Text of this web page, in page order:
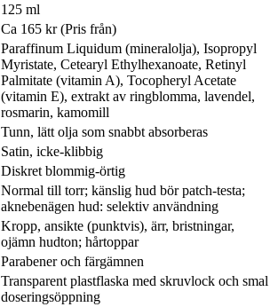
125 ml
Ca 165 kr (Pris från)
Paraffinum Liquidum (mineralolja), Isopropyl
Myristate, Cetearyl Ethylhexanoate, Retinyl
Palmitate (vitamin A), Tocopheryl Acetate
(vitamin E), extrakt av ringblomma, lavendel,
rosmarin, kamomill
Tunn, lätt olja som snabbt absorberas
Satin, icke‑klibbig
Diskret blommig‑örtig
Normal till torr; känslig hud bör patch‑testa;
aknebenägen hud: selektiv användning
Kropp, ansikte (punktvis), ärr, bristningar,
ojämn hudton; hårtoppar
Parabener och färgämnen
Transparent plastflaska med skruvlock och smal
doseringsöppning